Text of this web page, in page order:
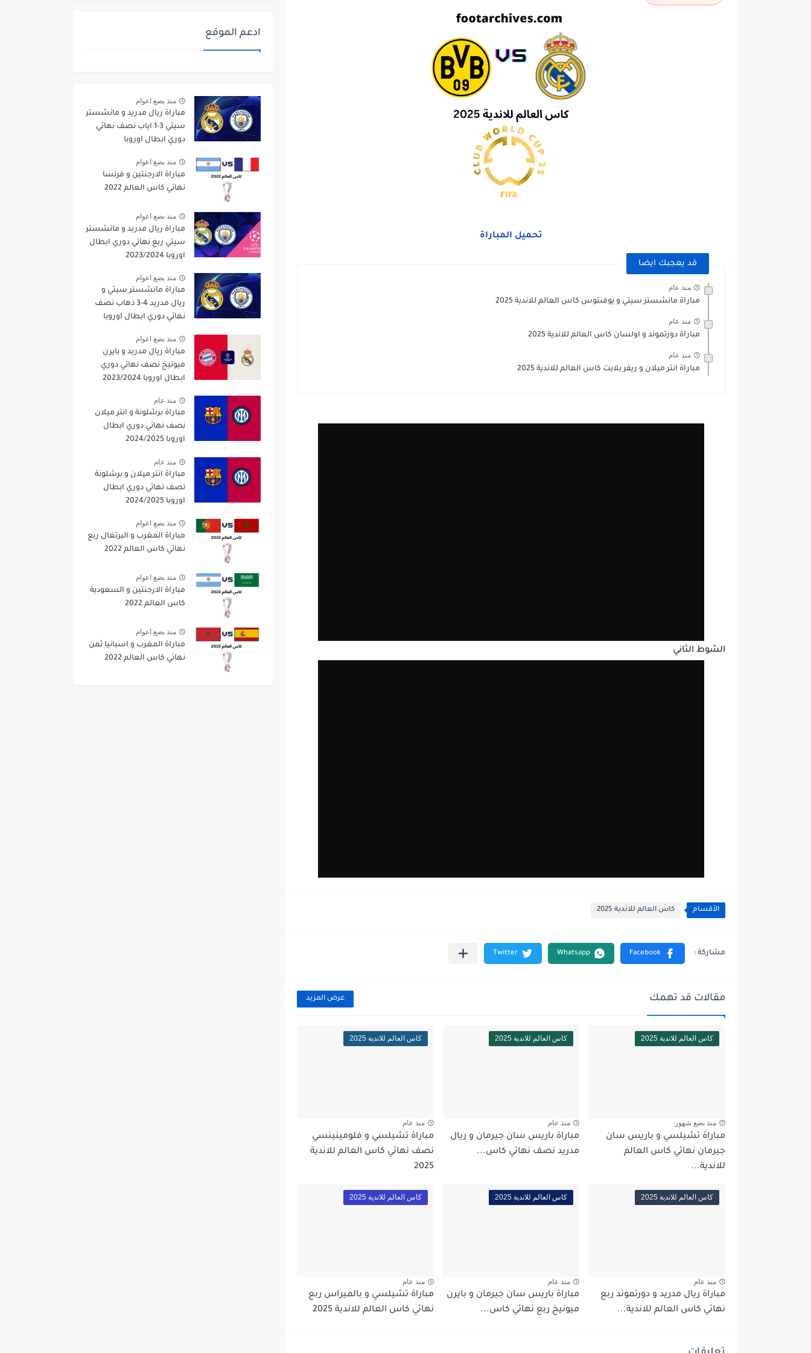
تحميل المباراة
قد يعجبك ايضا
منذ عام
مباراة مانشستر سيتي و يوفنتوس كاس العالم للاندية 2025
منذ عام
مباراة دورتموند و اولسان كاس العالم للاندية 2025
منذ عام
مباراة انتر ميلان و ريفر بلايت كاس العالم للاندية 2025
الشوط الثاني
الأقسام كاس العالم للاندية 2025
مقالات قد تهمك عرض المزيد
كاس العالم للاندية 2025
منذ بضع شهور
مباراة تشيلسي و باريس سان
جيرمان نهائي كاس العالم
للاندية...
كاس العالم للاندية 2025
منذ عام
مباراة باريس سان جيرمان و ريال
مدريد نصف نهائي كاس...
كاس العالم للاندية 2025
منذ عام
مباراة تشيلسي و فلومينينسي
نصف نهائي كاس العالم للاندية
2025
كاس العالم للاندية 2025
منذ عام
مباراة ريال مدريد و دورتموند ربع
نهائي كاس العالم للاندية...
كاس العالم للاندية 2025
منذ عام
مباراة باريس سان جيرمان و بايرن
ميونيخ ربع نهائي كاس...
كاس العالم للاندية 2025
منذ عام
مباراة تشيلسي و بالميراس ربع
نهائي كاس العالم للاندية 2025
ادعم الموقع
منذ بضع اعوام
مباراة ريال مدريد و مانشستر
سيتي 3-1 اياب نصف نهائي
دوري ابطال اوروبا
منذ بضع اعوام
مباراة الارجنتين و فرنسا
نهائي كاس العالم 2022
منذ بضع اعوام
مباراة ريال مدريد و مانشستر
سيتي ربع نهائي دوري ابطال
اوروبا 2023/2024
منذ بضع اعوام
مباراة مانشستر سيتي و
ريال مدريد 4-3 ذهاب نصف
نهائي دوري ابطال اوروبا
منذ بضع اعوام
مباراة ريال مدريد و بايرن
ميونيخ نصف نهائي دوري
ابطال اوروبا 2023/2024
منذ عام
مباراة برشلونة و انتر ميلان
نصف نهائي دوري ابطال
اوروبا 2024/2025
منذ عام
مباراة انتر ميلان و برشلونة
نصف نهائي دوري ابطال
اوروبا 2024/2025
منذ بضع اعوام
مباراة المغرب و البرتغال ربع
نهائي كاس العالم 2022
منذ بضع اعوام
مباراة الارجنتين و السعودية
كاس العالم 2022
منذ بضع اعوام
مباراة المغرب و اسبانيا ثمن
نهائي كاس العالم 2022